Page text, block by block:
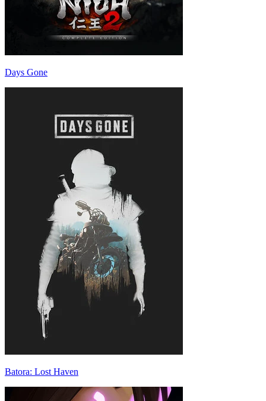
Days Gone
Batora: Lost Haven